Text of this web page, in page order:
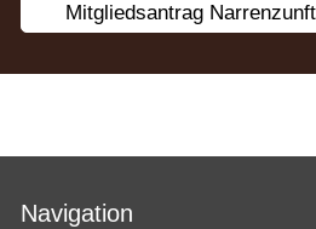
Mitgliedsantrag
Navigation